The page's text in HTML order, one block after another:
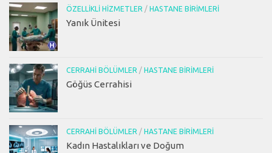
ÖZELLIKLI HIZMETLER / HASTANE BIRIMLERI
Yanık Ünitesi
CERRAHI BÖLÜMLER / HASTANE BIRIMLERI
Göğüs Cerrahisi
CERRAHI BÖLÜMLER / HASTANE BIRIMLERI
Kadın Hastalıkları ve Doğum